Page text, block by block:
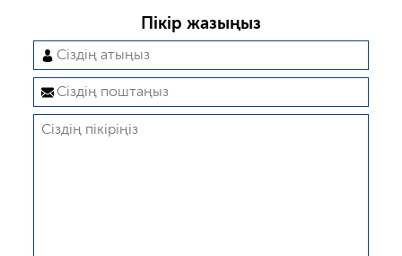
Пікір жазыңыз